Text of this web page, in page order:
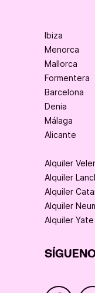
Ibiza
Menorca
Mallorca
Formentera
Barcelona
Denia
Málaga
Alicante
Alquiler
Alquiler
Alquiler
Alquiler
Alquiler Yate